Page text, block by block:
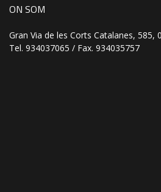
ON SOM
Gran Via de les Corts Catalanes, 585,
Tel. 934037065 / Fax. 934035757